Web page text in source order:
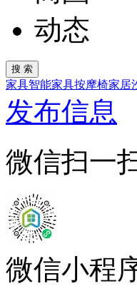
动态
家具智能家具按摩椅家居
发布信息
微信扫一
微信小程